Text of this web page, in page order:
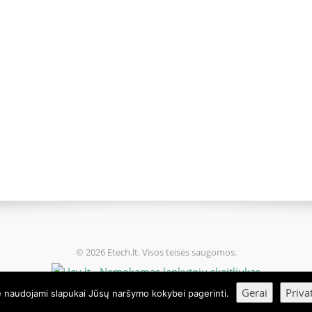
© 2026 Etech.lt. Visos teisės saugomos.
naudojami slapukai Jūsų naršymo kokybei pagerinti. Gerai